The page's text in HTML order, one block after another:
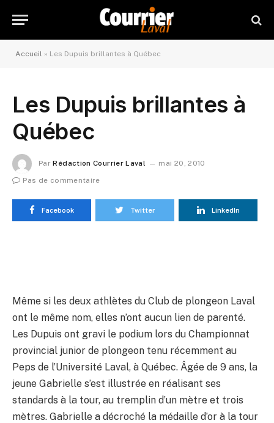
Accueil » Les Dupuis brillantes à Québec
Les Dupuis brillantes à
Québec
Par Rédaction Courrier Laval
mai 20, 2010
Pas de commentaire
Facebook Twitter LinkedIn
Même si les deux athlètes du Club de plongeon Laval
ont le même nom, elles n’ont aucun lien de parenté.
Les Dupuis ont gravi le podium lors du Championnat
provincial junior de plongeon tenu récemment au
Peps de l’Université Laval, à Québec. Âgée de 9 ans, la
jeune Gabrielle s’est illustrée en réalisant ses
standards à la tour, au tremplin d’un mètre et trois
mètres. Gabrielle a décroché la médaille d’or à la tour